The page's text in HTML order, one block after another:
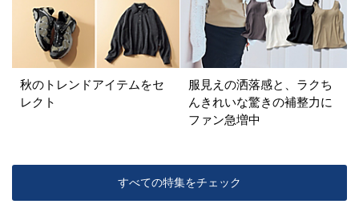
イエロー ピンク
パープル グリーン ブルー
マルチ
秋のトレンドアイテムをセ
レクト
服見えの洒落感と、ラクち
んきれいな驚きの補整力に
ファン急増中
すべての特集をチェック